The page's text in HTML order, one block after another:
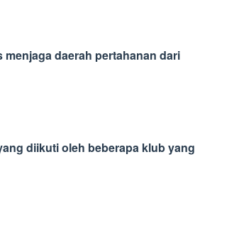
daerah pertahanan dari
diikuti oleh beberapa klub yang